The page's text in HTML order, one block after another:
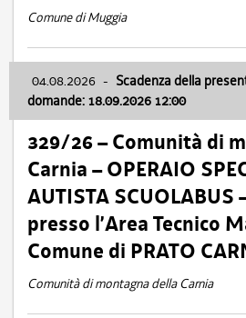
Comune di Muggia
04.08.2026 - Scadenza della
domande: 18.09.2026 12:00
329/26 – Comunità di
Carnia – OPERAIO
AUTISTA SCUOLABUS
presso l’Area Tecnico
Comune di PRATO
Comunità di montagna della Carnia